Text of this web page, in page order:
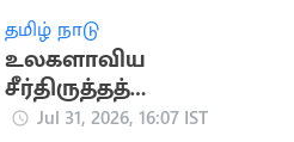
பரபரப்பு.. நெரிசலில்
சிக்கி 9 பேர் பலி
தமிழ் நாடு
உலகளாவிய
சீர்திருத்தத்
தரவரிசையில் இந்தியா
Jul 31, 2026, 16:07 IST